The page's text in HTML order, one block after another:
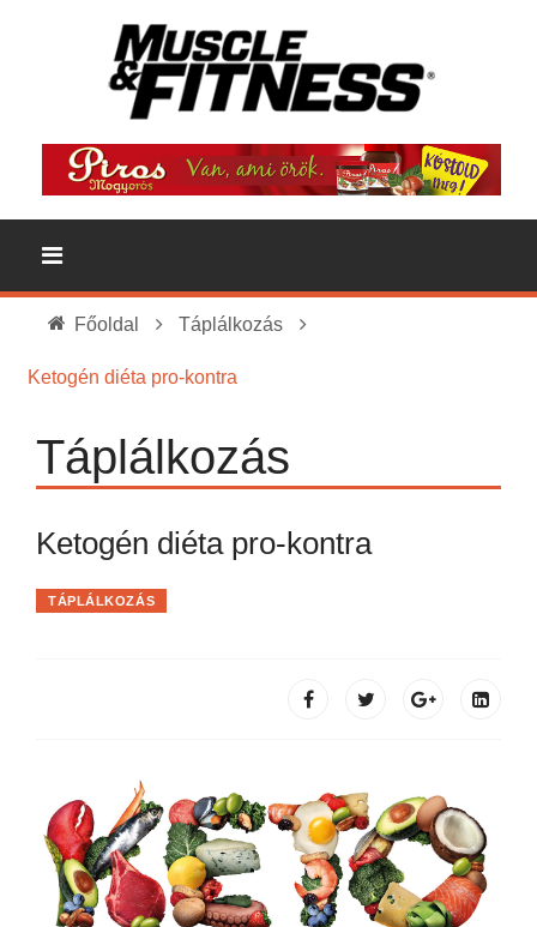
Főoldal Táplálkozás
Ketogén diéta pro-kontra
Táplálkozás
Ketogén diéta pro-kontra
TÁPLÁLKOZÁS